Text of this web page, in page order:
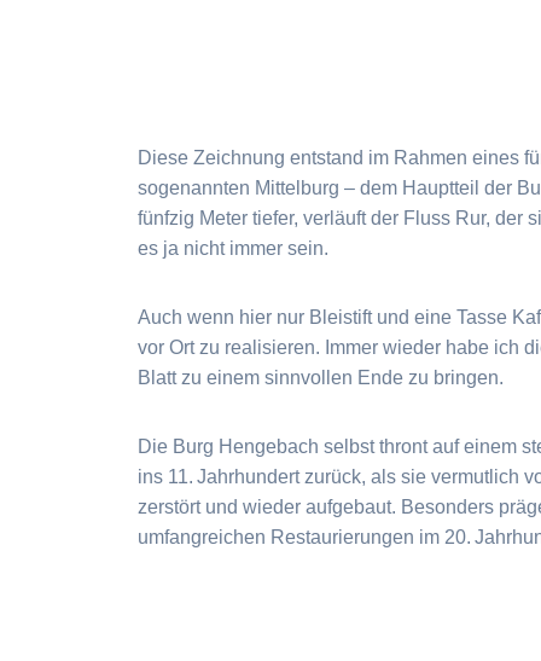
Diese Zeichnung entstand im Rahmen eines
sogenannten Mittelburg – dem Hauptteil der
fünfzig Meter tiefer, verläuft der Fluss Rur, der
es ja nicht immer sein.
Auch wenn hier nur Bleistift und eine Tasse
vor Ort zu realisieren. Immer wieder habe ich
Blatt zu einem sinnvollen Ende zu bringen.
Die Burg Hengebach selbst thront auf einem
ins 11. Jahrhundert zurück, als sie vermutlich
zerstört und wieder aufgebaut. Besonders
umfangreichen Restaurierungen im 20.